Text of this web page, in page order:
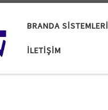
BRANDA SISTEMLERI
İLETIŞIM